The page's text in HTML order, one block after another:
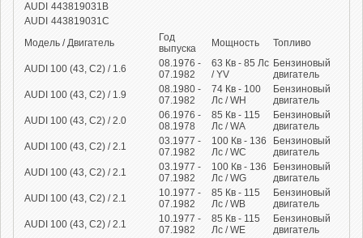
AUDI 443819031B
AUDI 443819031C
Модель / Двигатель
Год
выпуска
Мощность Топливо
AUDI 100 (43, C2) / 1.6
08.1976 -
07.1982
63 Кв - 85 Лс
/ YV
Бензиновый
двигатель
AUDI 100 (43, C2) / 1.9
08.1980 -
07.1982
74 Кв - 100
Лс / WH
Бензиновый
двигатель
AUDI 100 (43, C2) / 2.0
06.1976 -
08.1978
85 Кв - 115
Лс / WA
Бензиновый
двигатель
AUDI 100 (43, C2) / 2.1
03.1977 -
07.1982
100 Кв - 136
Лс / WC
Бензиновый
двигатель
AUDI 100 (43, C2) / 2.1
03.1977 -
07.1982
100 Кв - 136
Лс / WG
Бензиновый
двигатель
AUDI 100 (43, C2) / 2.1
10.1977 -
07.1982
85 Кв - 115
Лс / WB
Бензиновый
двигатель
AUDI 100 (43, C2) / 2.1
10.1977 -
07.1982
85 Кв - 115
Лс / WE
Бензиновый
двигатель